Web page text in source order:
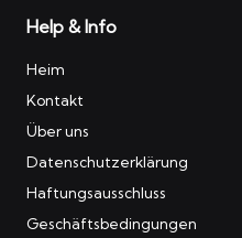
Help & Info
Heim
Kontakt
Über uns
Datenschutzerklärung
Haftungsausschluss
Geschäftsbedingungen